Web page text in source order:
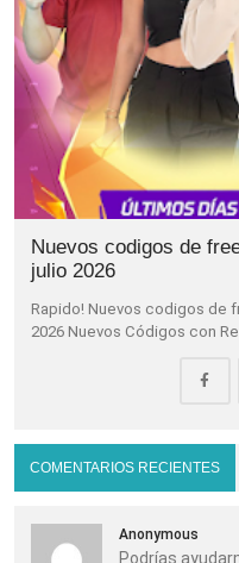
Nuevos codigos de
julio 2026
Rapido! Nuevos codigos de
2026 Nuevos Códigos con
COMENTARIOS RECIENTES
Anonymous
Podrías